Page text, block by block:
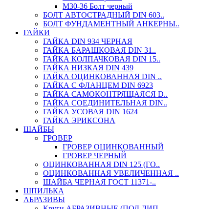
М30-36 Болт черный
БОЛТ АВТОСТРАДНЫЙ DIN 603..
БОЛТ ФУНДАМЕНТНЫЙ АНКЕРНЫ..
ГАЙКИ
ГАЙКА DIN 934 ЧЕРНАЯ
ГАЙКА БАРАШКОВАЯ DIN 31..
ГАЙКА КОЛПАЧКОВАЯ DIN 15..
ГАЙКА НИЗКАЯ DIN 439
ГАЙКА ОЦИНКОВАННАЯ DIN ..
ГАЙКА С ФЛАНЦЕМ DIN 6923
ГАЙКА САМОКОНТРЯЩАЯСЯ D..
ГАЙКА СОЕДИНИТЕЛЬНАЯ DIN..
ГАЙКА УСОВАЯ DIN 1624
ГАЙКА ЭРИКСОНА
ШАЙБЫ
ГРОВЕР
ГРОВЕР ОЦИНКОВАННЫЙ
ГРОВЕР ЧЕРНЫЙ
ОЦИНКОВАННАЯ DIN 125 (ГО..
ОЦИНКОВАННАЯ УВЕЛИЧЕННАЯ ..
ШАЙБА ЧЕРНАЯ ГОСТ 11371-..
ШПИЛЬКА
АБРАЗИВЫ